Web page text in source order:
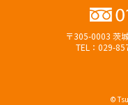
〒305-0003 茨
TEL：029-
©